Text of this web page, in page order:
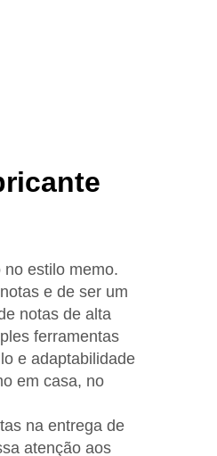
estilo memo.
e de ser um
notas de alta
ferramentas
e adaptabilidade
em casa, no
na entrega de
atenção aos